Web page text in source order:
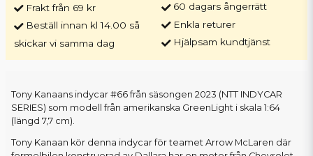
Frakt från 69 kr
Beställ innan kl 14.00 så
skickar vi samma dag
60 dagars ångerrätt
Enkla returer
Hjälpsam kundtjänst
Tony Kanaans indycar #66 från säsongen 2023 (NTT INDYCAR
SERIES) som modell från amerikanska GreenLight i skala 1:64
(längd 7,7 cm).
Tony Kanaan kör denna indycar för teamet Arrow McLaren där